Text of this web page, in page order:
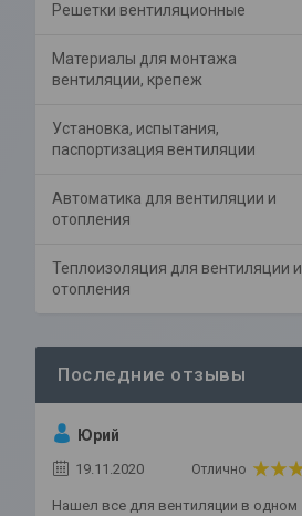
Решетки вентиляционные
Материалы для монтажа
вентиляции, крепеж
Установка, испытания,
паспортизация вентиляции
Автоматика для вентиляции и
отопления
Теплоизоляция для вентиляции и
отопления
Юрий
19.11.2020 Отлично
Нашел все для вентиляции в одном